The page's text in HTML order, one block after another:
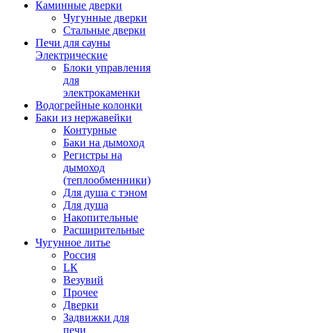
Каминные дверки
Чугунные дверки
Стальные дверки
Печи для сауны
Электрические
Блоки управления
для
электрокаменки
Водогрейные колонки
Баки из нержавейки
Контурные
Баки на дымоход
Регистры на
дымоход
(теплообменники)
Для душа с тэном
Для душа
Накопительные
Расширительные
Чугунное литье
Россия
LК
Везувий
Прочее
Дверки
Задвижки для
печи